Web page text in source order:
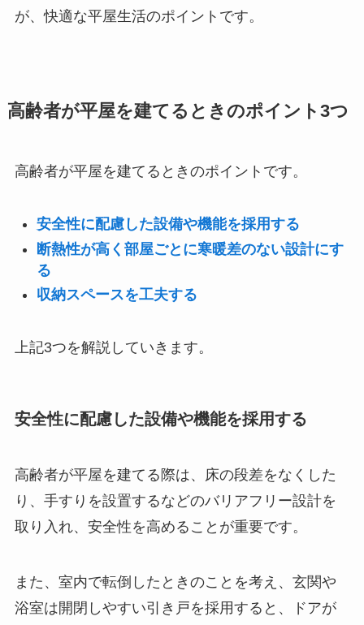
が、快適な平屋生活のポイントです。
高齢者が平屋を建てるときのポイント3つ
高齢者が平屋を建てるときのポイントです。
安全性に配慮した設備や機能を採用する
断熱性が高く部屋ごとに寒暖差のない設計にす
る
収納スペースを工夫する
上記3つを解説していきます。
安全性に配慮した設備や機能を採用する
高齢者が平屋を建てる際は、床の段差をなくした
り、手すりを設置するなどのバリアフリー設計を
取り入れ、安全性を高めることが重要です。
また、室内で転倒したときのことを考え、玄関や
浴室は開閉しやすい引き戸を採用すると、ドアが